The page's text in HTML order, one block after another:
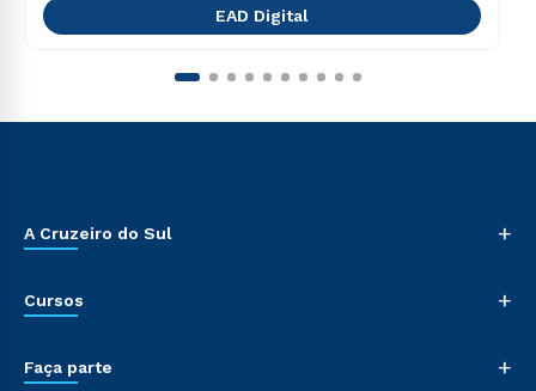
EAD Digital
A Cruzeiro do Sul +
Cursos +
Faça parte +